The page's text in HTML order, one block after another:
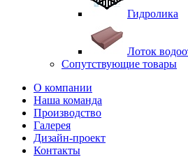
Гидролика
Лоток
Сопутствующие товары
О компании
Наша команда
Производство
Галерея
Дизайн-проект
Контакты